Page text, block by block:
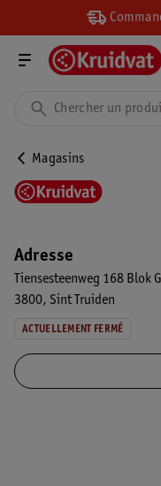
Magasins
Adresse
Tiensesteenweg 168 Blok
3800 Sint Truiden
ACTUELLEMENT FERMÉ